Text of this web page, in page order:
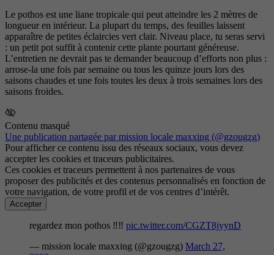
Le pothos est une liane tropicale qui peut atteindre les 2 mètres de
longueur en intérieur. La plupart du temps, des feuilles laissent
apparaître de petites éclaircies vert clair. Niveau place, tu seras servi
: un petit pot suffit à contenir cette plante pourtant généreuse.
L’entretien ne devrait pas te demander beaucoup d’efforts non plus :
arrose-la une fois par semaine ou tous les quinze jours lors des
saisons chaudes et une fois toutes les deux à trois semaines lors des
saisons froides.
Contenu masqué
Une publication partagée par mission locale maxxing (@gzougzg)
Pour afficher ce contenu issu des réseaux sociaux, vous devez
accepter les cookies et traceurs publicitaires.
Ces cookies et traceurs permettent à nos partenaires de vous
proposer des publicités et des contenus personnalisés en fonction de
votre navigation, de votre profil et de vos centres d’intérêt.
Accepter
regardez mon pothos ‼️‼️ pic.twitter.com/CGZT8jyynD
— mission locale maxxing (@gzougzg) March 27,